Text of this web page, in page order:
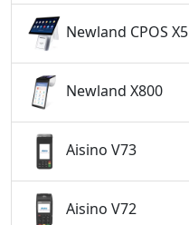
Newland CPOS X5
Newland X800
Aisino V73
Aisino V72